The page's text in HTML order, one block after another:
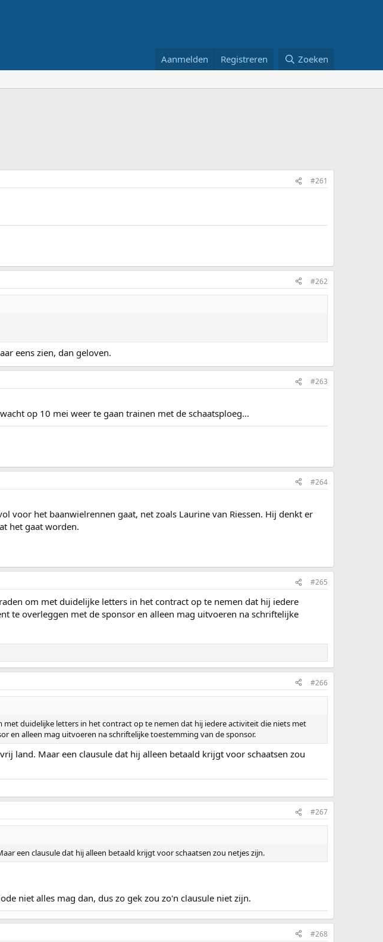
Aanmelden Registreren Zoeken
#261
#262
eens zien, dan geloven.
#263
op 10 mei weer te gaan trainen met de schaatsploeg...
#264
voor het baanwielrennen gaat, net zoals Laurine van Riessen. Hij denkt er
het gaat worden.
#265
om met duidelijke letters in het contract op te nemen dat hij iedere
te overleggen met de sponsor en alleen mag uitvoeren na schriftelijke
#266
duidelijke letters in het contract op te nemen dat hij iedere activiteit die niets met
en alleen mag uitvoeren na schriftelijke toestemming van de sponsor.
land. Maar een clausule dat hij alleen betaald krijgt voor schaatsen zou
#267
een clausule dat hij alleen betaald krijgt voor schaatsen zou netjes zijn.
niet alles mag dan, dus zo gek zou zo'n clausule niet zijn.
#268